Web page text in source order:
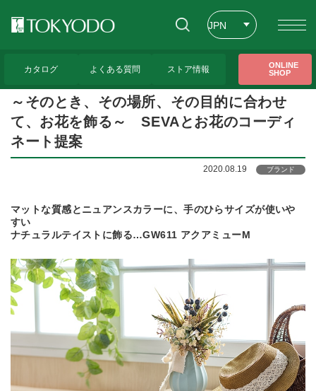
JPN
カタログ よくある質問 ストア情報
ONLINE
SHOP
～そのとき、その場所、その目的に合わせて、お花を飾
る～ SEVAとお花のコーディネート提案
～そのとき、その場所、その目的に合わせ
て、お花を飾る～ SEVAとお花のコーディ
ネート提案
2020.08.19 ブランド
マットな質感とニュアンスカラーに、手のひらサイズが使いや
すい
ナチュラルテイストに飾る…GW611 アクアミューM